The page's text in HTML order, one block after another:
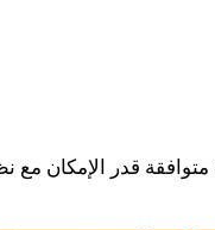
قدر الإمكان